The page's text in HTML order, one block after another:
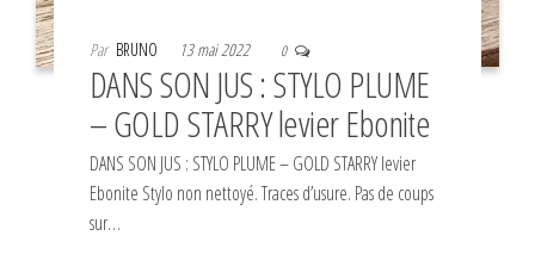
Par BRUNO 13 mai 2022 0
DANS SON JUS : STYLO PLUME
– GOLD STARRY levier Ebonite
DANS SON JUS : STYLO PLUME – GOLD STARRY levier
Ebonite Stylo non nettoyé. Traces d’usure. Pas de coups
sur…